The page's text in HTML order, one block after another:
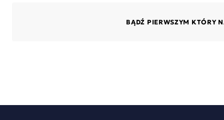
BĄDŹ PIERWSZYM KTÓRY